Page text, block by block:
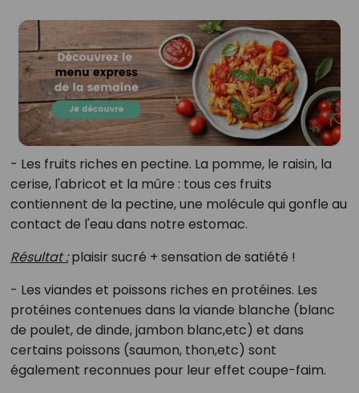
- Les fruits riches en pectine. La pomme, le raisin, la
cerise, l'abricot et la mûre : tous ces fruits
contiennent de la pectine, une molécule qui gonfle au
contact de l'eau dans notre estomac.
Résultat :plaisir sucré + sensation de satiété !
- Les viandes et poissons riches en protéines. Les
protéines contenues dans la viande blanche (blanc
de poulet, de dinde, jambon blanc,etc) et dans
certains poissons (saumon, thon,etc) sont
également reconnues pour leur effet coupe-faim.